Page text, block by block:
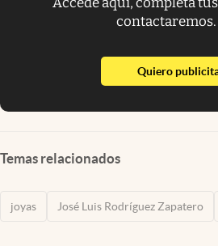
contactaremos.
Quiero
Temas relacionados
joyas José Luis Rodríguez Zapatero